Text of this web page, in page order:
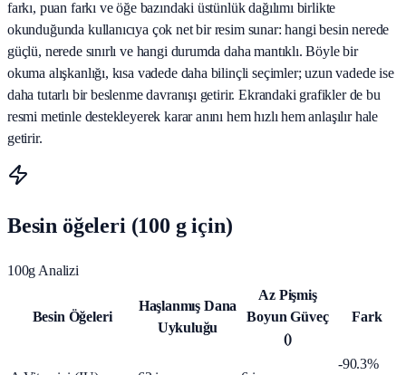
farkı, puan farkı ve öğe bazındaki üstünlük dağılımı birlikte
okunduğunda kullanıcıya çok net bir resim sunar: hangi besin nerede
güçlü, nerede sınırlı ve hangi durumda daha mantıklı. Böyle bir
okuma alışkanlığı, kısa vadede daha bilinçli seçimler; uzun vadede ise
daha tutarlı bir beslenme davranışı getirir. Ekrandaki grafikler de bu
resmi metinle destekleyerek karar anını hem hızlı hem anlaşılır hale
getirir.
Besin öğeleri (100 g için)
100g Analizi
Besin Öğeleri
Haşlanmış Dana
Uykuluğu
Az Pişmiş
Boyun Güveç
()
Fark
-90.3%